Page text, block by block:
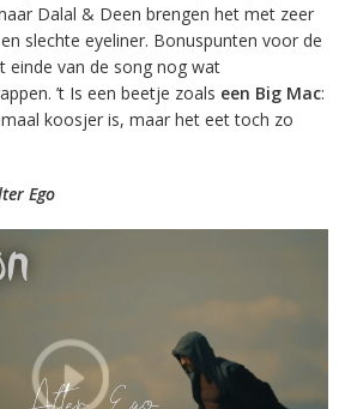
Dalal & Deen brengen het met zeer
slechte eyeliner. Bonuspunten voor de
einde van de song nog wat
’t Is een beetje zoals een Big Mac:
koosjer is, maar het eet toch zo
Ego